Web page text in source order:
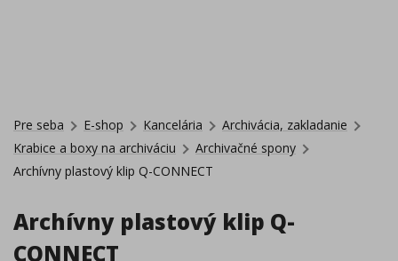
Pre seba E-shop Kancelária
Archivácia, zakladanie
Krabice a boxy na archiváciu
Archivačné spony
Archívny plastový klip Q-CONNECT
Archívny plastový klip Q-
CONNECT